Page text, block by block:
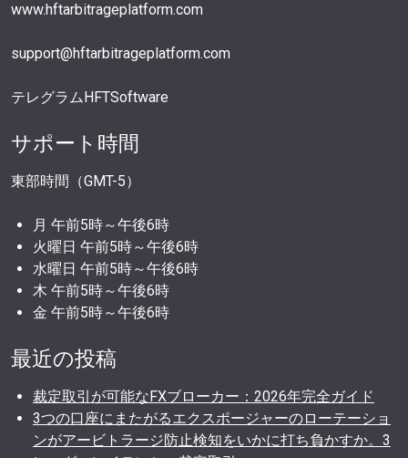
www.hftarbitrageplatform.com
support@hftarbitrageplatform.com
テレグラムHFTSoftware
サポート時間
東部時間（GMT-5）
月 午前5時～午後6時
火曜日 午前5時～午後6時
水曜日 午前5時～午後6時
木 午前5時～午後6時
金 午前5時～午後6時
最近の投稿
裁定取引が可能なFXブローカー：2026年完全ガイド
3つの口座にまたがるエクスポージャーのローテーショ
ンがアービトラージ防止検知をいかに打ち負かすか。3